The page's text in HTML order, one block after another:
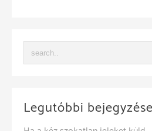
Legutóbbi